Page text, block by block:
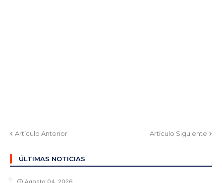
Artículo Anterior Artículo Siguiente
ÚLTIMAS NOTICIAS
Agosto 04, 2026